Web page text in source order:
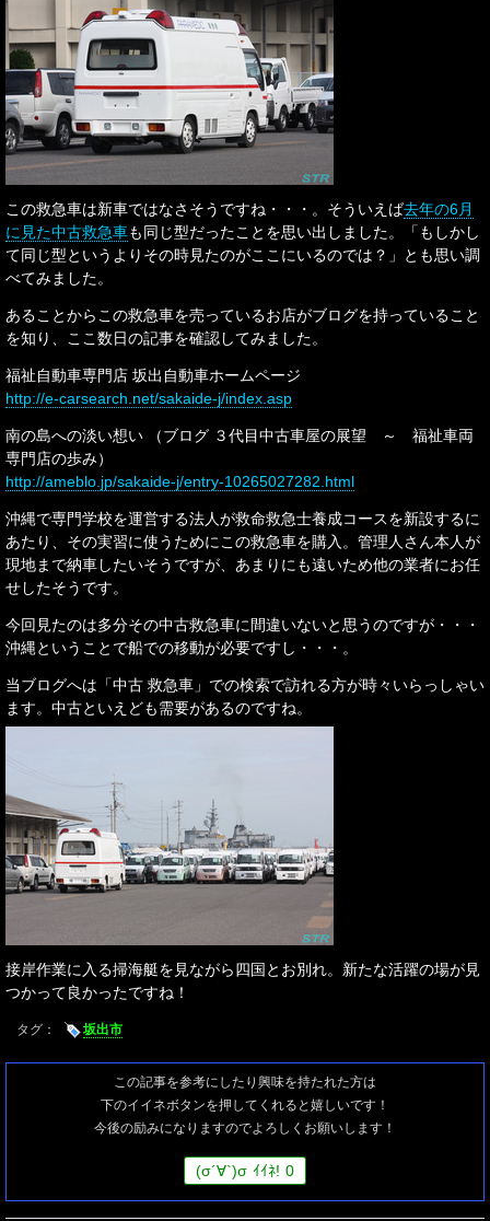
この救急車は新車ではなさそうですね・・・。そういえば去年の6月
に見た中古救急車も同じ型だったことを思い出しました。「もしかし
て同じ型というよりその時見たのがここにいるのでは？」とも思い調
べてみました。
あることからこの救急車を売っているお店がブログを持っていること
を知り、ここ数日の記事を確認してみました。
福祉自動車専門店 坂出自動車ホームページ
http://e-carsearch.net/sakaide-j/index.asp
南の島への淡い想い （ブログ ３代目中古車屋の展望 ～ 福祉車両
専門店の歩み）
http://ameblo.jp/sakaide-j/entry-10265027282.html
沖縄で専門学校を運営する法人が救命救急士養成コースを新設するに
あたり、その実習に使うためにこの救急車を購入。管理人さん本人が
現地まで納車したいそうですが、あまりにも遠いため他の業者にお任
せしたそうです。
今回見たのは多分その中古救急車に間違いないと思うのですが・・・
沖縄ということで船での移動が必要ですし・・・。
当ブログへは「中古 救急車」での検索で訪れる方が時々いらっしゃい
ます。中古といえども需要があるのですね。
接岸作業に入る掃海艇を見ながら四国とお別れ。新たな活躍の場が見
つかって良かったですね！
タグ： 坂出市
この記事を参考にしたり興味を持たれた方は
下のイイネボタンを押してくれると嬉しいです！
今後の励みになりますのでよろしくお願いします！
(σ´∀`)σ ｲｲﾈ! 0